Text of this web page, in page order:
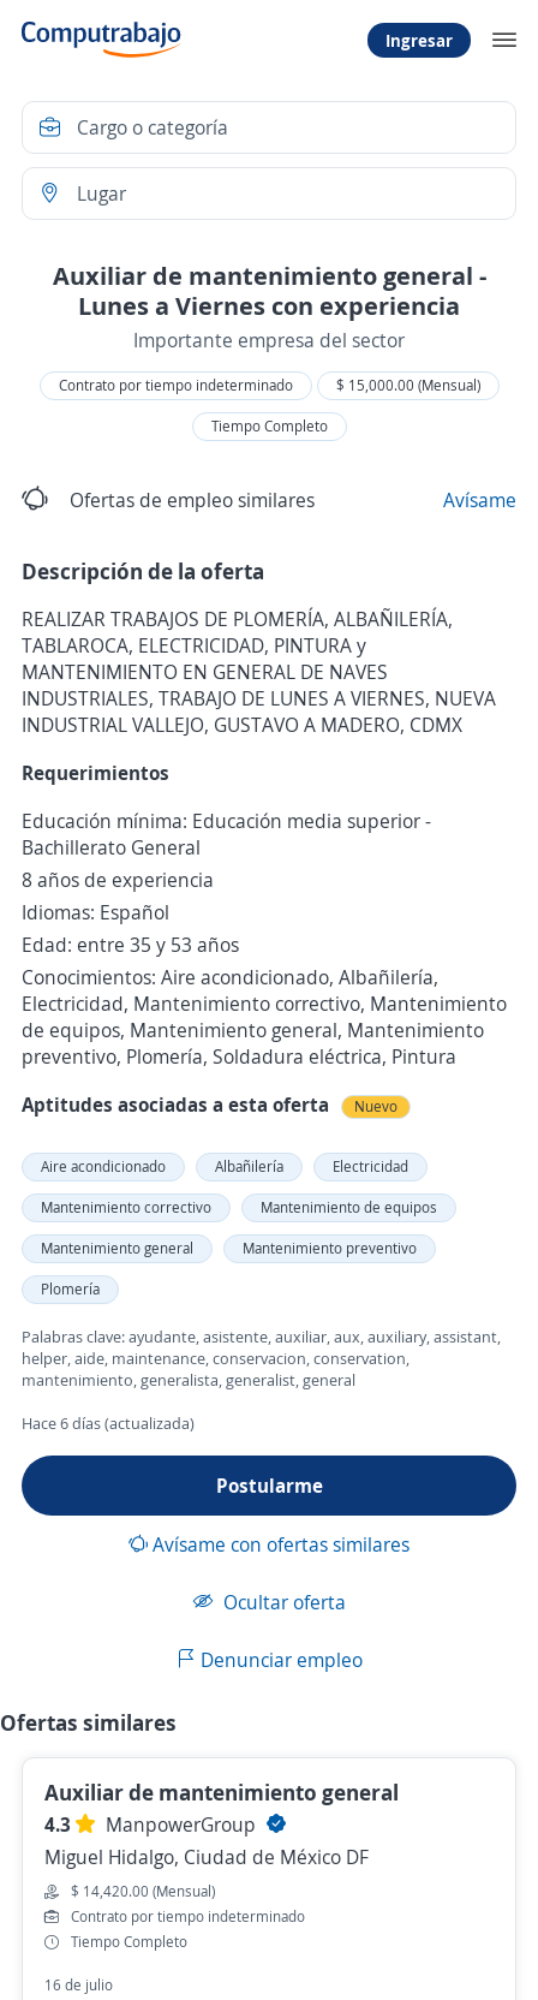
Ingresar
Auxiliar de mantenimiento general -
Lunes a Viernes con experiencia
Importante empresa del sector
Contrato por tiempo indeterminado
$ 15,000.00 (Mensual)
Tiempo Completo
Ofertas de empleo similares Avísame
Descripción de la oferta
REALIZAR TRABAJOS DE PLOMERÍA, ALBAÑILERÍA,
TABLAROCA, ELECTRICIDAD, PINTURA y
MANTENIMIENTO EN GENERAL DE NAVES
INDUSTRIALES, TRABAJO DE LUNES A VIERNES, NUEVA
INDUSTRIAL VALLEJO, GUSTAVO A MADERO, CDMX
Requerimientos
Educación mínima: Educación media superior -
Bachillerato General
8 años de experiencia
Idiomas: Español
Edad: entre 35 y 53 años
Conocimientos: Aire acondicionado, Albañilería,
Electricidad, Mantenimiento correctivo, Mantenimiento
de equipos, Mantenimiento general, Mantenimiento
preventivo, Plomería, Soldadura eléctrica, Pintura
Aptitudes asociadas a esta oferta
Nuevo
Aire acondicionado Albañilería
Electricidad
Mantenimiento correctivo
Mantenimiento de equipos
Mantenimiento general
Mantenimiento preventivo
Plomería
Palabras clave: ayudante, asistente, auxiliar, aux, auxiliary, assistant,
helper, aide, maintenance, conservacion, conservation,
mantenimiento, generalista, generalist, general
Hace 6 días (actualizada)
Postularme
Avísame con ofertas similares
Ocultar oferta
Denunciar empleo
Ofertas similares
Auxiliar de mantenimiento general
4.3
ManpowerGroup
Miguel Hidalgo, Ciudad de México DF
$ 14,420.00 (Mensual)
Contrato por tiempo indeterminado
Tiempo Completo
16 de julio